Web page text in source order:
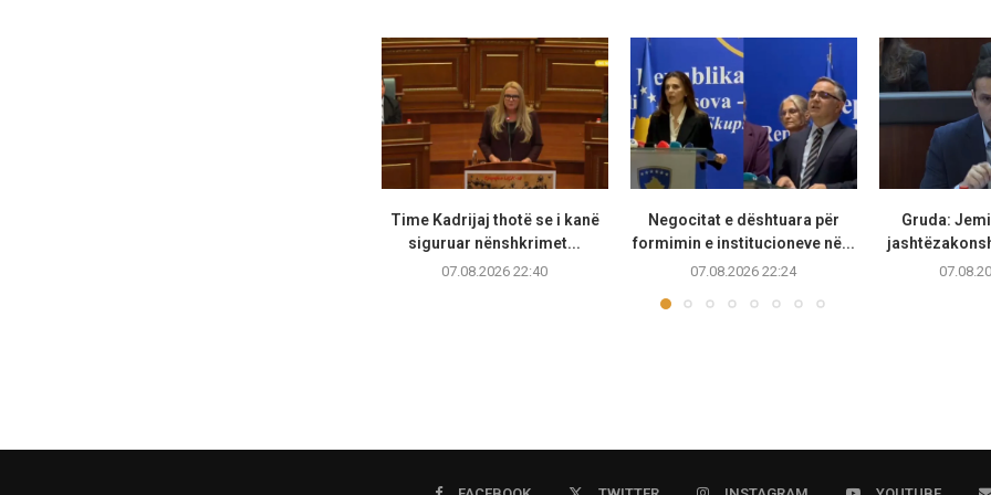
Time Kadrijaj thotë se i kanë
siguruar nënshkrimet...
07.08.2026 22:40
Negocitat e dështuara për
formimin e institucioneve në...
07.08.2026 22:24
Gruda: